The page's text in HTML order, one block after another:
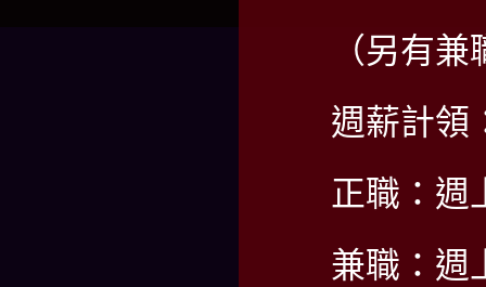
（另有
週薪計領
正職：週
兼職：週